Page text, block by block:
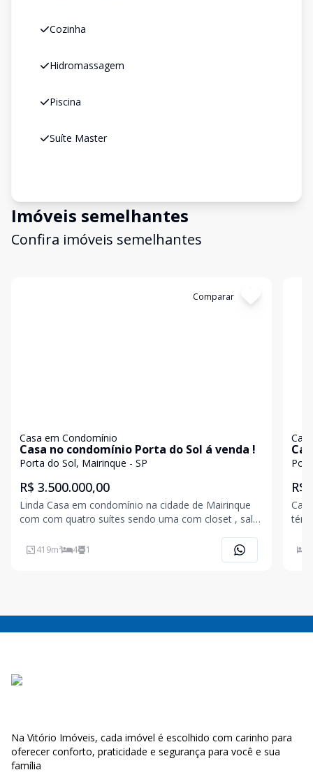
Cozinha
Hidromassagem
Piscina
Suíte Master
Imóveis semelhantes
Confira imóveis semelhantes
Comparar
Casa em Condomínio
Casa no condomínio Porta do Sol á venda !
Porta do Sol, Mairinque - SP
R$ 3.500.000,00
Linda Casa em condomínio na cidade de Mairinque
com com quatro suítes sendo uma com closet , sala
de inverno , escritório, cozinha planejada, dispensa e
lavanderia. Garagem coberta para dois carros,
419m² 4 1
R$
Casa em Mairinque com terreno de
Na Vitório Imóveis, cada imóvel é escolhido com carinho para
oferecer conforto, praticidade e segurança para você e sua
família